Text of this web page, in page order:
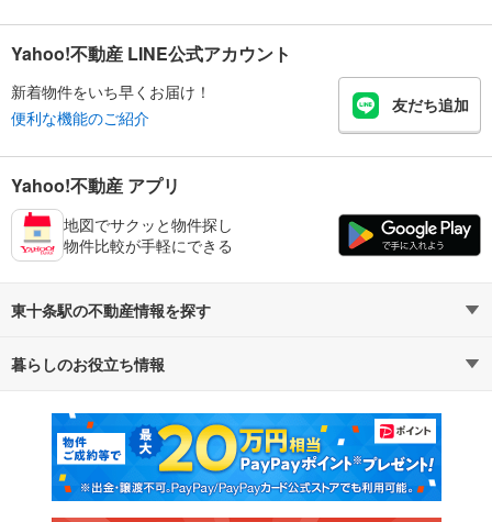
Yahoo!不動産 LINE公式アカウント
新着物件をいち早くお届け！
便利な機能のご紹介
友だち追加
Yahoo!不動産 アプリ
地図でサクッと物件探し
物件比較が手軽にできる
東十条駅の不動産情報を探す
不動産・住宅
新築マンション 中古マンション
新築一戸建て 中古一戸建て
暮らしのお役立ち情報
マンションカタログ 教えて！住まいの先生